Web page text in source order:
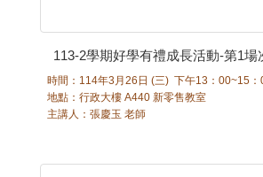
113-2學期好學有禮成長活動-第1場
時間：114年3月26日 (三) 下午13：00~15：
地點：行政大樓 A440 新零售教室
主講人：張慶玉 老師